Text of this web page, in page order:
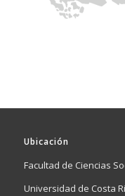
Ubicación
Facultad de Ciencias
Universidad de Costa